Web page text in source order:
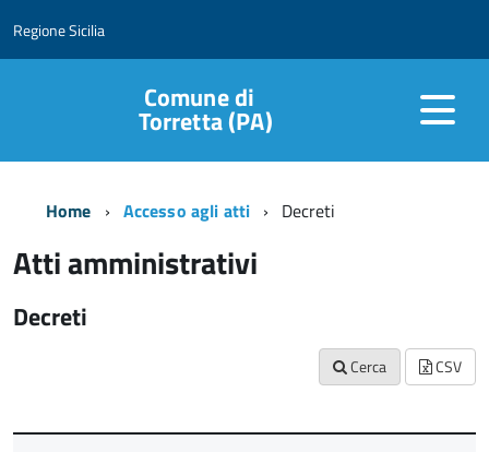
Regione Sicilia
Comune di
Torretta (PA)
Home Accesso agli atti Decreti
Atti amministrativi
Decreti
Cerca CSV